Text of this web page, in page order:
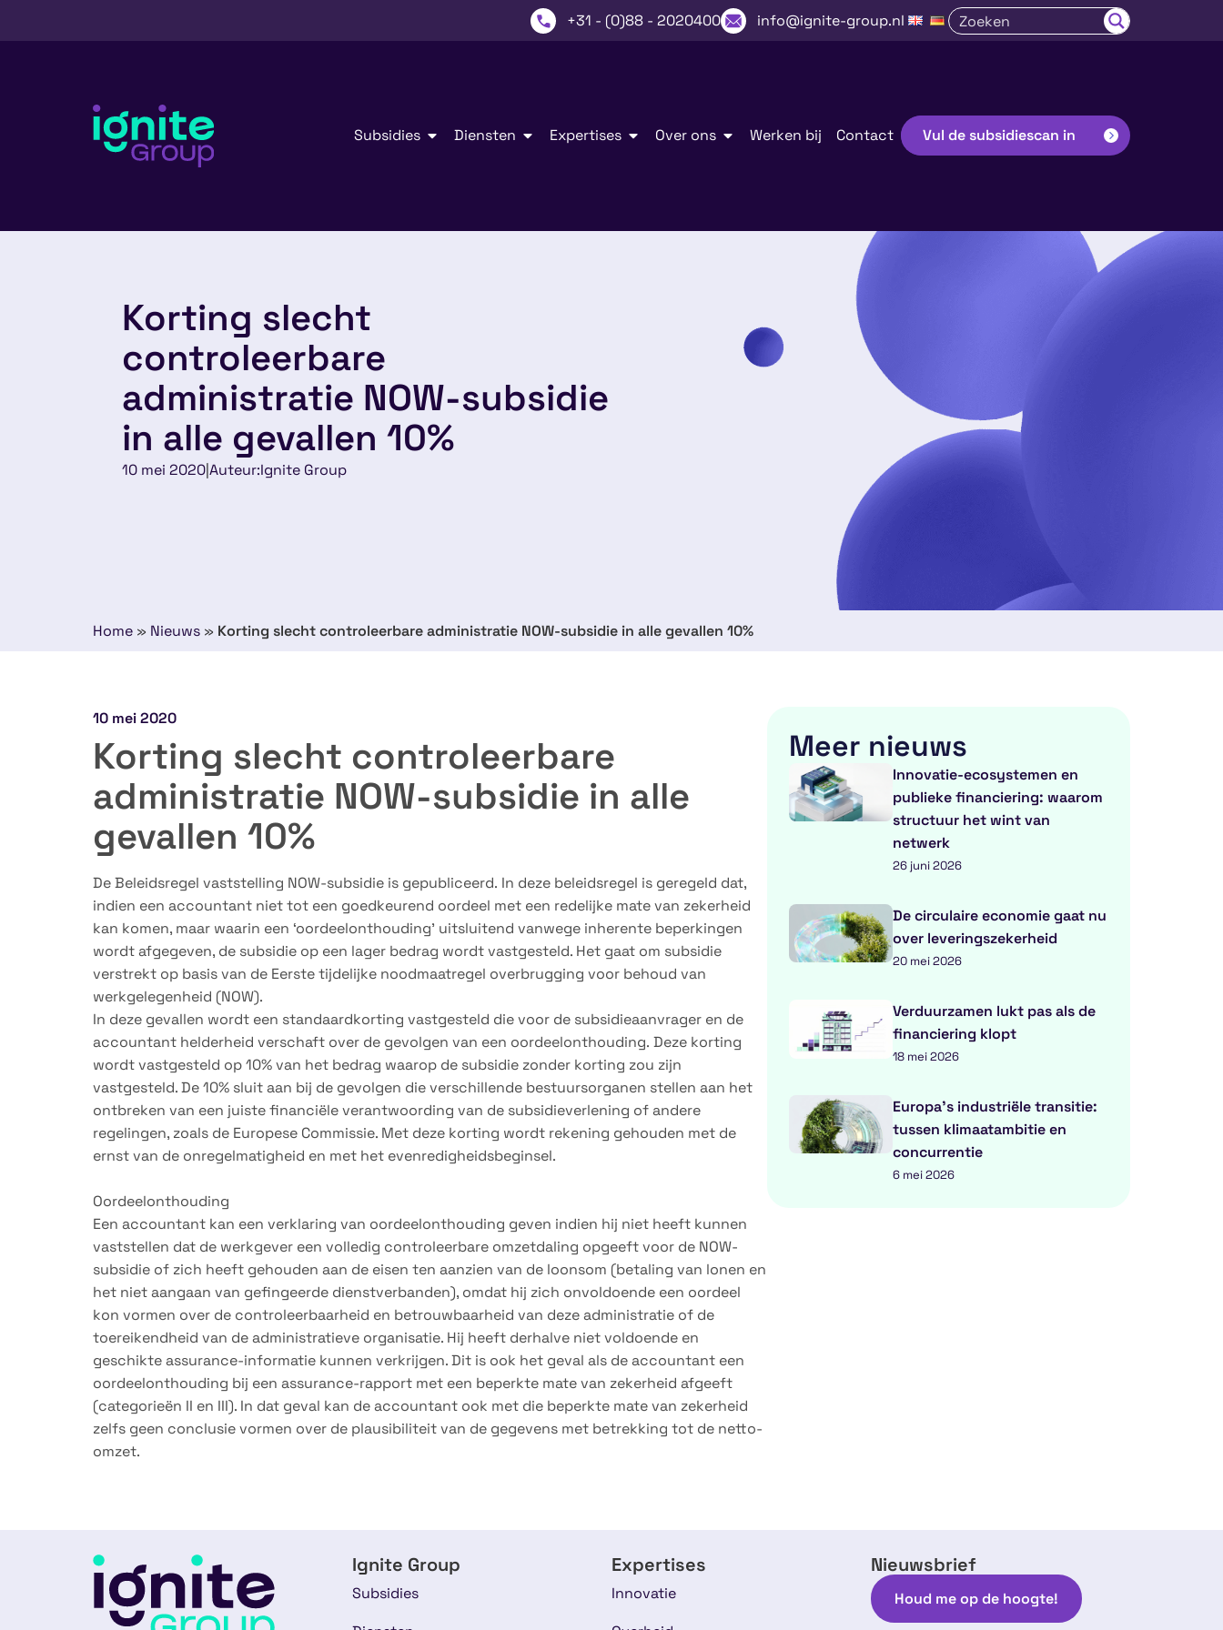
+31 - (0)88 - 2020400 info@ignite-group.nl
Subsidies Diensten Expertises Over ons Werken bij Contact Vul de subsidiescan in
Korting slecht
controleerbare
administratie NOW-subsidie
in alle gevallen 10%
10 mei 2020|Auteur:Ignite Group
Home » Nieuws » Korting slecht controleerbare administratie NOW-subsidie in alle gevallen 10%
10 mei 2020
Korting slecht controleerbare
administratie NOW-subsidie in alle
gevallen 10%
De Beleidsregel vaststelling NOW-subsidie is gepubliceerd. In deze beleidsregel is geregeld dat,
indien een accountant niet tot een goedkeurend oordeel met een redelijke mate van zekerheid
kan komen, maar waarin een ‘oordeelonthouding’ uitsluitend vanwege inherente beperkingen
wordt afgegeven, de subsidie op een lager bedrag wordt vastgesteld. Het gaat om subsidie
verstrekt op basis van de Eerste tijdelijke noodmaatregel overbrugging voor behoud van
werkgelegenheid (NOW).
In deze gevallen wordt een standaardkorting vastgesteld die voor de subsidieaanvrager en de
accountant helderheid verschaft over de gevolgen van een oordeelonthouding. Deze korting
wordt vastgesteld op 10% van het bedrag waarop de subsidie zonder korting zou zijn
vastgesteld. De 10% sluit aan bij de gevolgen die verschillende bestuursorganen stellen aan het
ontbreken van een juiste financiële verantwoording van de subsidieverlening of andere
regelingen, zoals de Europese Commissie. Met deze korting wordt rekening gehouden met de
ernst van de onregelmatigheid en met het evenredigheidsbeginsel.
Oordeelonthouding
Een accountant kan een verklaring van oordeelonthouding geven indien hij niet heeft kunnen
vaststellen dat de werkgever een volledig controleerbare omzetdaling opgeeft voor de NOW-
subsidie of zich heeft gehouden aan de eisen ten aanzien van de loonsom (betaling van lonen en
het niet aangaan van gefingeerde dienstverbanden), omdat hij zich onvoldoende een oordeel
kon vormen over de controleerbaarheid en betrouwbaarheid van deze administratie of de
toereikendheid van de administratieve organisatie. Hij heeft derhalve niet voldoende en
geschikte assurance-informatie kunnen verkrijgen. Dit is ook het geval als de accountant een
oordeelonthouding bij een assurance-rapport met een beperkte mate van zekerheid afgeeft
(categorieën II en III). In dat geval kan de accountant ook met die beperkte mate van zekerheid
zelfs geen conclusie vormen over de plausibiliteit van de gegevens met betrekking tot de netto-
omzet.
Meer nieuws
Innovatie-ecosystemen en
publieke financiering: waarom
structuur het wint van
netwerk
26 juni 2026
De circulaire economie gaat nu
over leveringszekerheid
20 mei 2026
Verduurzamen lukt pas als de
financiering klopt
18 mei 2026
Europa’s industriële transitie:
tussen klimaatambitie en
concurrentie
6 mei 2026
Ignite Group
Subsidies
Expertises
Innovatie
Nieuwsbrief
Houd me op de hoogte!